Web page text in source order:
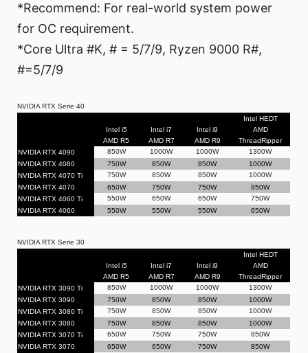
*Recommend: For real-world system power
for OC requirement.
*Core Ultra #K, # = 5/7/9, Ryzen 9000 R#,
#=5/7/9
NVIDIA RTX Serie 40
Intel i5
AMD R5
Intel i7
AMD R7
Intel i9
AMD R9
Intel HEDT
AMD
ThreadRipper
NVIDIA RTX 4090
850W 1000W 1000W
1300W
NVIDIA RTX 4080
750W 850W 850W
1000W
NVIDIA RTX 4070 Ti
750W 850W 850W
1000W
NVIDIA RTX 4070
650W 750W 750W
850W
NVIDIA RTX 4060 Ti
550W 650W 650W
750W
NVIDIA RTX 4060
550W 550W 550W 650W
NVIDIA RTX Serie 30
Intel i5
AMD R5
Intel i7
AMD R7
Intel i9
AMD R9
Intel HEDT
AMD
ThreadRipper
NVIDIA RTX 3090 Ti
850W 1000W 1000W
1300W
NVIDIA RTX 3090
750W 850W 850W
1000W
NVIDIA RTX 3080 Ti
750W 850W 850W
1000W
NVIDIA RTX 3080
750W 850W 850W
1000W
NVIDIA RTX 3070 Ti
650W 750W 750W
850W
NVIDIA RTX 3070
650W 650W 750W
850W